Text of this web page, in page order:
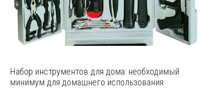
Набор инструментов для дома: необходимый
минимум для домашнего использования